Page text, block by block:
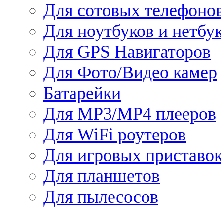
Для сотовых
Для ноутбуков и
Для GPS Навигаторов
Для Фото/Видео камер
Батарейки
Для MP3/MP4 плееров
Для WiFi роутеров
Для игровых
Для планшетов
Для пылесосов